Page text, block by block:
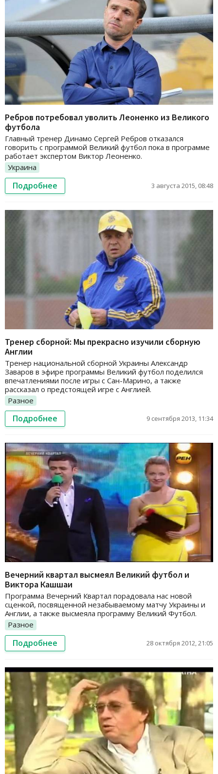
Ребров потребовал уволить Леоненко из Великого
футбола
Главный тренер Динамо Сергей Ребров отказался
говорить с программой Великий футбол пока в программе
работает экспертом Виктор Леоненко.
Украина
Подробнее 3 августа 2015, 08:48
Тренер сборной: Мы прекрасно изучили сборную
Англии
Тренер национальной сборной Украины Александр
Заваров в эфире программы Великий футбол поделился
впечатлениями после игры с Сан-Марино, а также
рассказал о предстоящей игре с Англией.
Разное
Подробнее 9 сентября 2013, 11:34
Вечерний квартал высмеял Великий футбол и
Виктора Кашшаи
Программа Вечерний Квартал порадовала нас новой
сценкой, посвященной незабываемому матчу Украины и
Англии, а также высмеяла программу Великий Футбол.
Разное
Подробнее 28 октября 2012, 21:05